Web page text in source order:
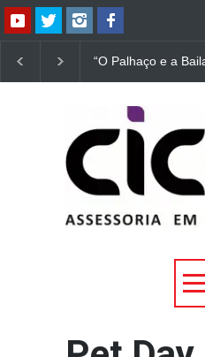
“O Palhaço e a
estreia hoje (1º) em
Uberlândia